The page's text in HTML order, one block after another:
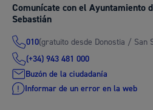
Comunícate con el Ayuntamiento
Sebastián
010(gratuito desde Donostia / San
(+34) 943 481 000
Buzón de la ciudadanía
Informar de un error en la web